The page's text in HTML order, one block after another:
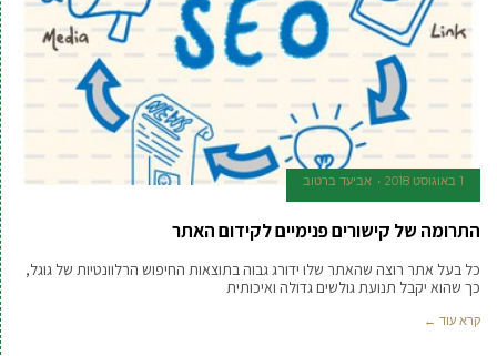
1 באוגוסט 2018 אביעד ברטוב
התרומה של קישורים פנימיים לקידום האתר
כל בעל אתר רוצה שהאתר שלו ידורג גבוה בתוצאות החיפוש הרלוונטיות של גוגל,
כך שהוא יקבל תנועת גולשים גדולה ואיכותית
קרא עוד ←